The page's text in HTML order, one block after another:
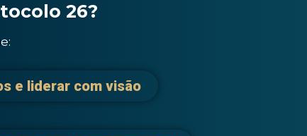
26?
e liderar com visão